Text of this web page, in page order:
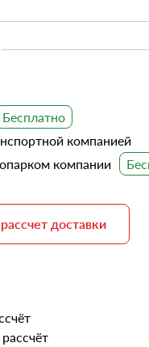
компанией
компании
доставки